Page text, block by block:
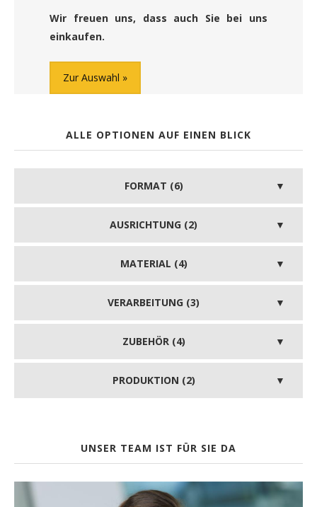
Wir freuen uns, dass auch Sie bei uns
einkaufen.
Zur Auswahl
ALLE OPTIONEN AUF EINEN BLICK
FORMAT (6)
AUSRICHTUNG (2)
MATERIAL (4)
VERARBEITUNG (3)
ZUBEHÖR (4)
PRODUKTION (2)
UNSER TEAM IST FÜR SIE DA